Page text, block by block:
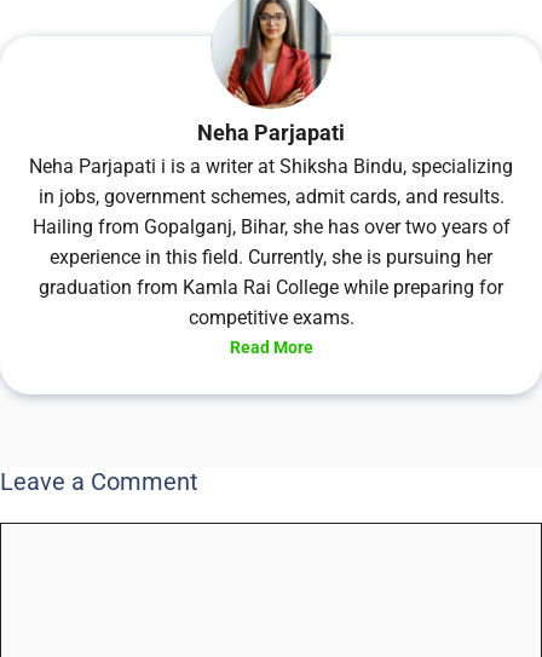
Neha Parjapati
Neha Parjapati i is a writer at Shiksha Bindu, specializing
in jobs, government schemes, admit cards, and results.
Hailing from Gopalganj, Bihar, she has over two years of
experience in this field. Currently, she is pursuing her
graduation from Kamla Rai College while preparing for
competitive exams.
Read More
Leave a Comment